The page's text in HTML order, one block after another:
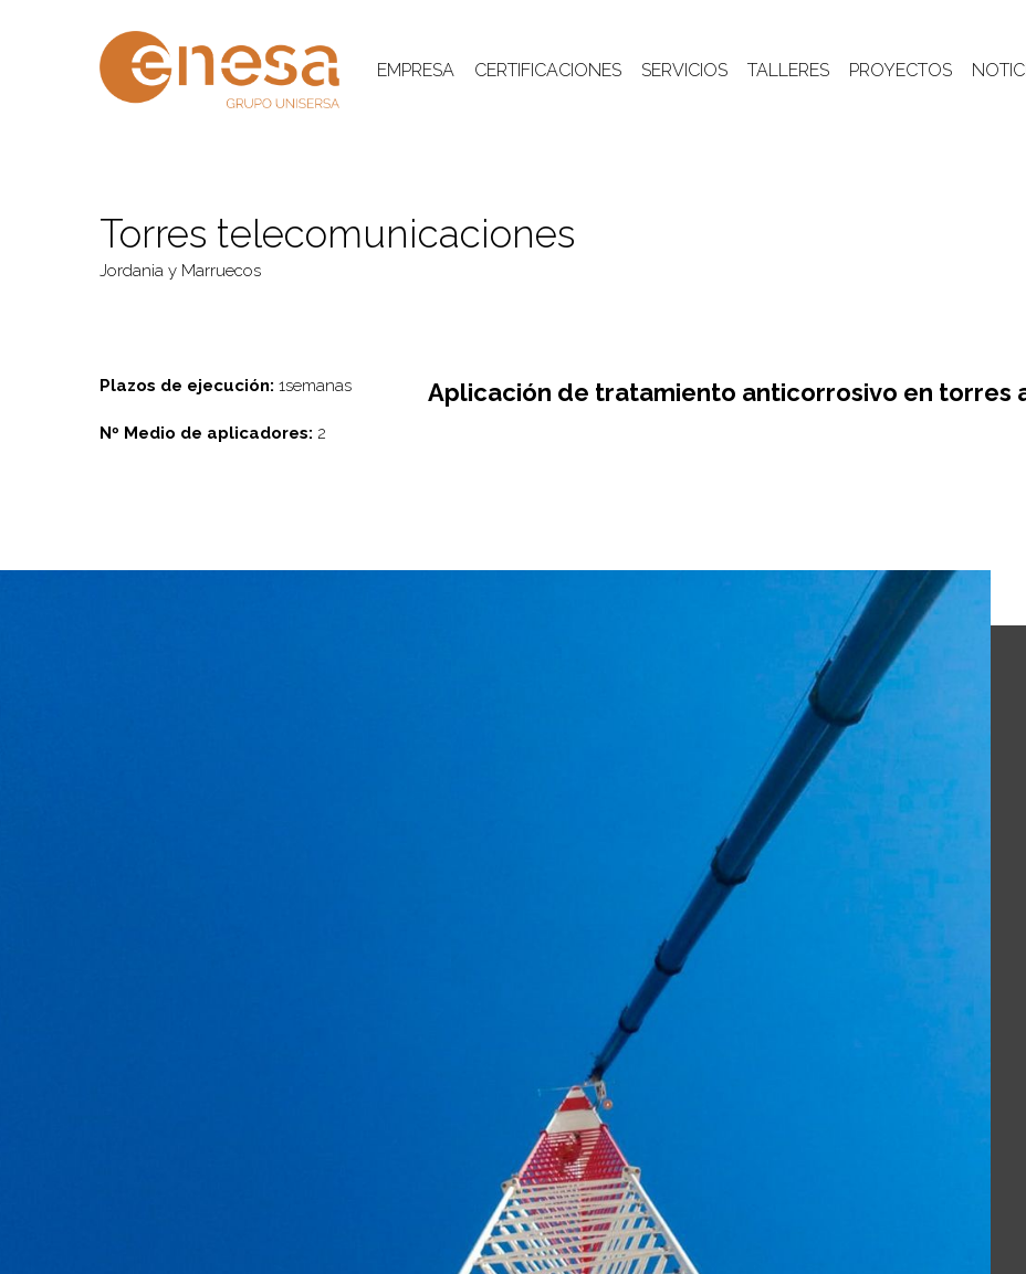
EMPRESA CERTIFICACIONES SERVICIOS TALLERES PROYECTOS
Torres telecomunicaciones
Jordania y Marruecos
Plazos de ejecución: 1semanas
Nº Medio de aplicadores: 2
Aplicación de tratamiento anticorrosivo en torres